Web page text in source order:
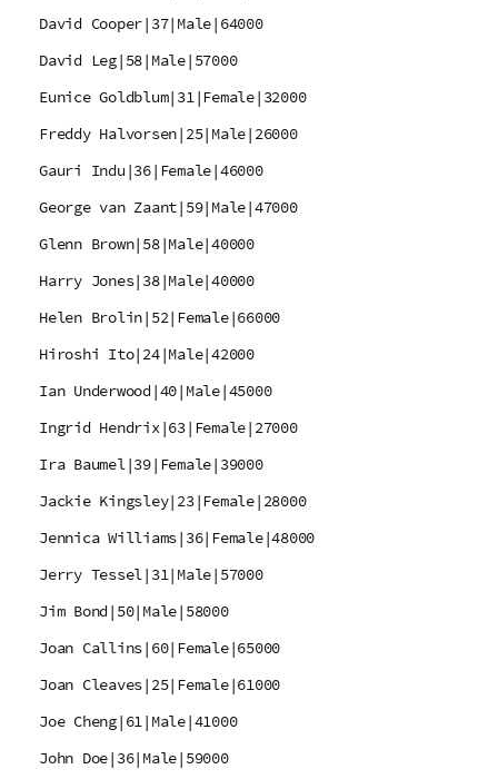
David Cooper|37|Male|64000
David Leg|58|Male|57000
Eunice Goldblum|31|Female|32000
Freddy Halvorsen|25|Male|26000
Gauri Indu|36|Female|46000
George van Zaant|59|Male|47000
Glenn Brown|58|Male|40000
Harry Jones|38|Male|40000
Helen Brolin|52|Female|66000
Hiroshi Ito|24|Male|42000
Ian Underwood|40|Male|45000
Ingrid Hendrix|63|Female|27000
Ira Baumel|39|Female|39000
Jackie Kingsley|23|Female|28000
Jennica Williams|36|Female|48000
Jerry Tessel|31|Male|57000
Jim Bond|50|Male|58000
Joan Callins|60|Female|65000
Joan Cleaves|25|Female|61000
Joe Cheng|61|Male|41000
John Doe|36|Male|59000